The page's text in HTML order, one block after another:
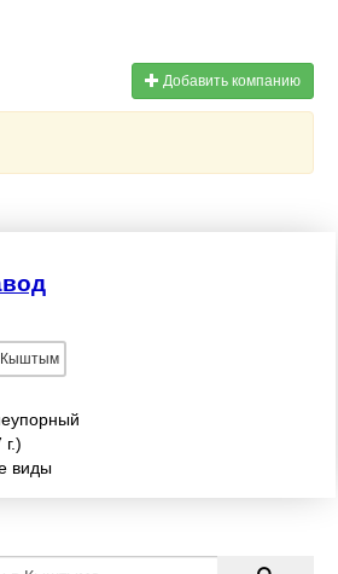
Добавить компанию
Кыштым
виды